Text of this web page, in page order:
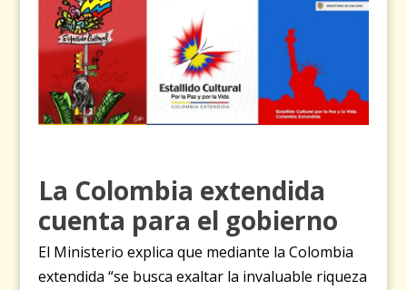
La Colombia extendida
cuenta para el gobierno
El Ministerio explica que mediante la Colombia
extendida “se busca exaltar la invaluable riqueza